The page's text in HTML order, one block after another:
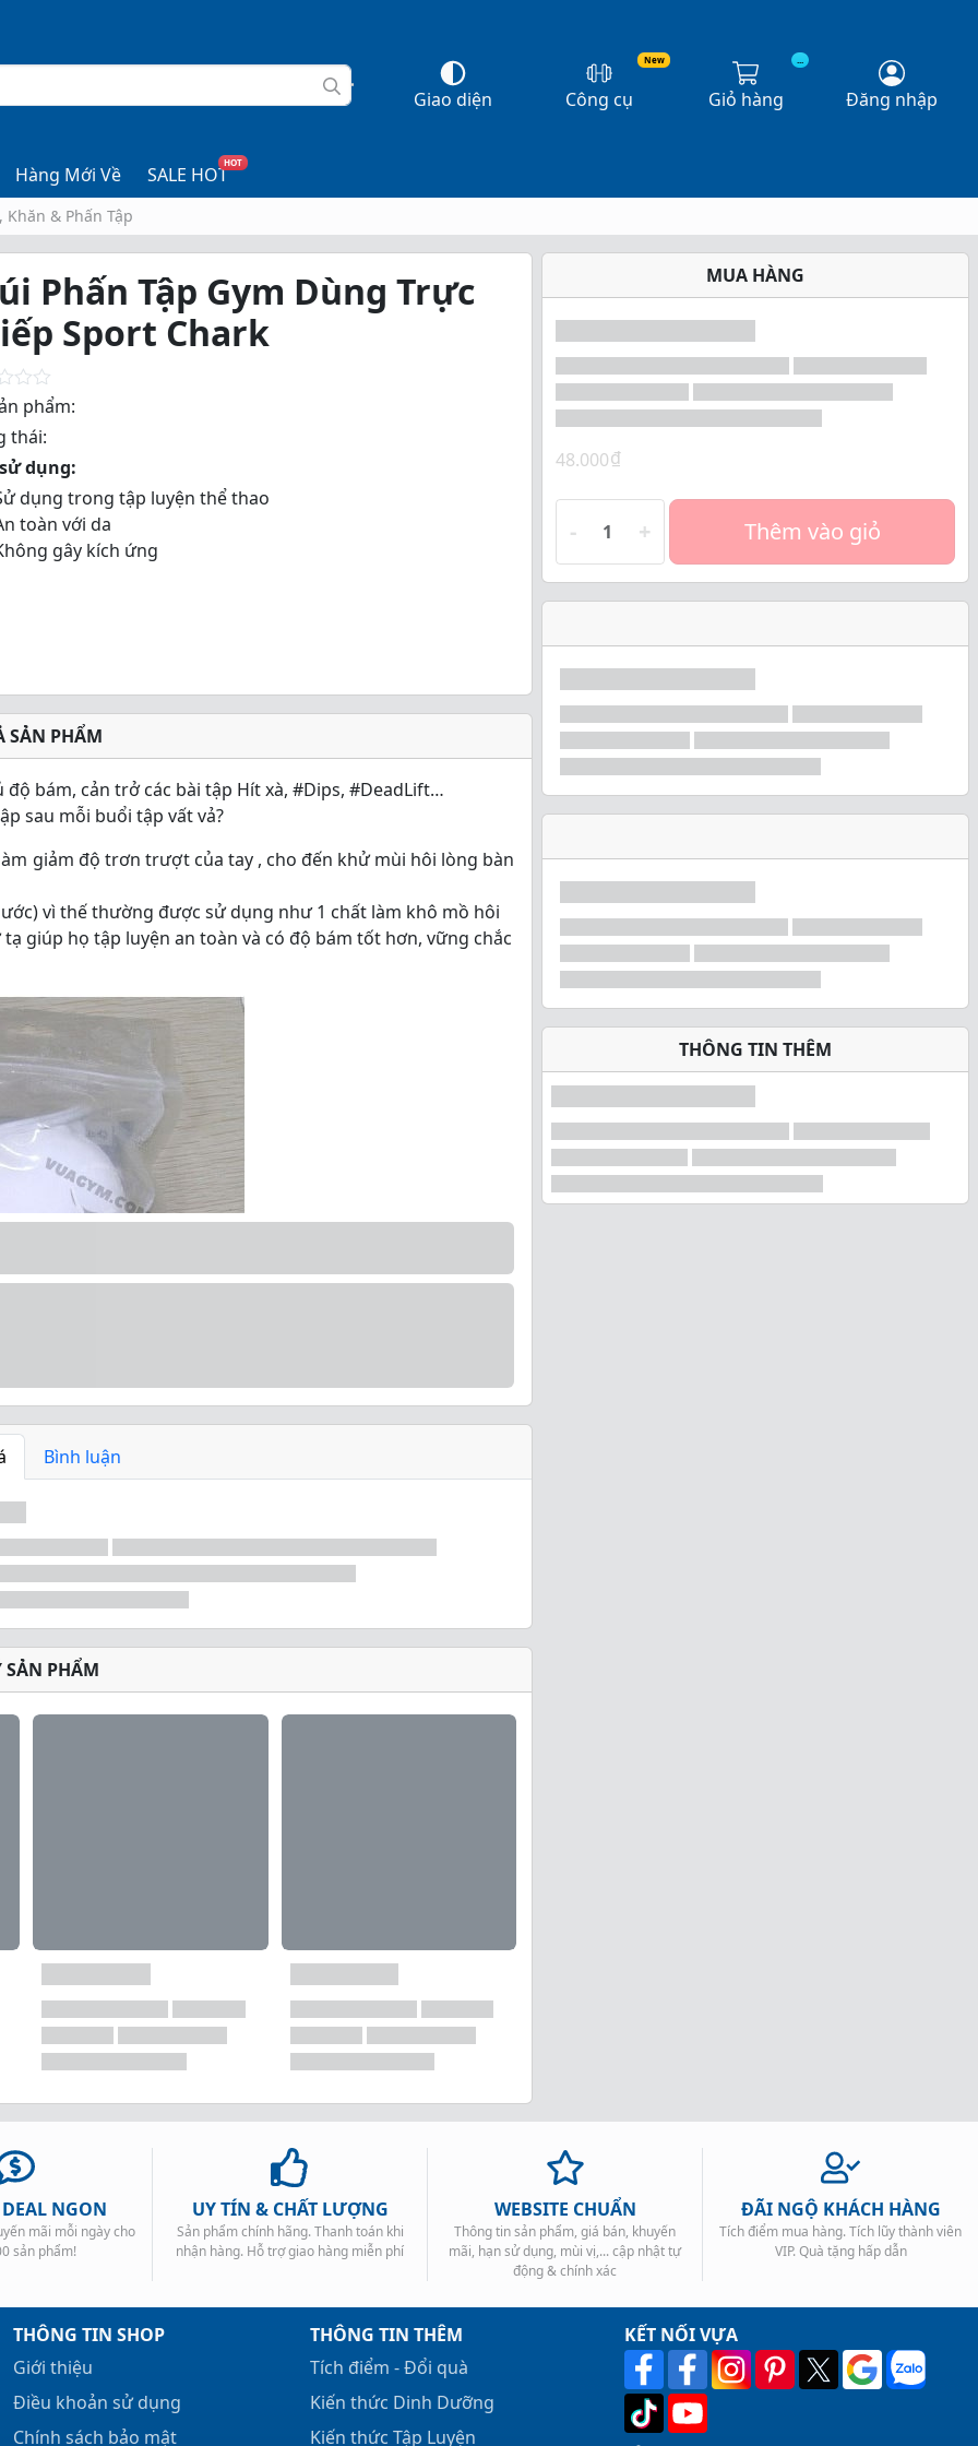
Giao diện
New
Công cụ
...
Giỏ hàng Đăng nhập
Hàng Mới Về SALE HOT
HOT
Khăn & Phấn Tập
Phấn Tập Gym Dùng Trực
Sport Chark
phẩm:
thái:
dụng:
dụng trong tập luyện thể thao
toàn với da
gây kích ứng
MUA HÀNG
48.000₫
- + Thêm vào giỏ
THÔNG TIN THÊM
SẢN PHẨM
bám, cản trở các bài tập Hít xà, #Dips, #DeadLift…
sau mỗi buổi tập vất vả?
giảm độ trơn trượt của tay , cho đến khử mùi hôi lòng bàn
vì thế thường được sử dụng như 1 chất làm khô mồ hôi
giúp họ tập luyện an toàn và có độ bám tốt hơn, vững chắc
Bình luận
SẢN PHẨM
NGON
mãi mỗi ngày cho
sản phẩm!
UY TÍN & CHẤT LƯỢNG
Sản phẩm chính hãng. Thanh toán khi
nhận hàng. Hỗ trợ giao hàng miễn phí
WEBSITE CHUẨN
Thông tin sản phẩm, giá bán, khuyến
mãi, hạn sử dụng, mùi vị,... cập nhật tự
động & chính xác
ĐÃI NGỘ KHÁCH HÀNG
Tích điểm mua hàng. Tích lũy thành viên
VIP. Quà tặng hấp dẫn
THÔNG TIN SHOP
Giới thiệu
Điều khoản sử dụng
Chính sách bảo mật
THÔNG TIN THÊM
Tích điểm - Đổi quà
Kiến thức Dinh Dưỡng
Kiến thức Tập Luyện
KẾT NỐI VỰA